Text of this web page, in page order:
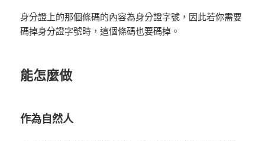
身分證上的那個條碼的內容為身分證字號，因此若你需要
碼掉身分證字號時，這個條碼也要碼掉。
能怎麼做
作為自然人